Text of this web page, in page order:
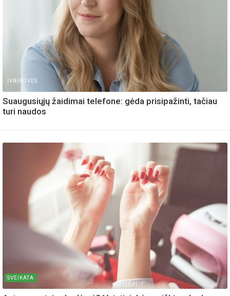
IVAIROVES
Suaugusiųjų žaidimai telefone: gėda prisipažinti, tačiau
turi naudos
SVEIKATA